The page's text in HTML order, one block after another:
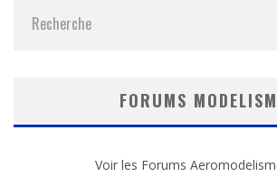
FORUMS
Voir les Forums